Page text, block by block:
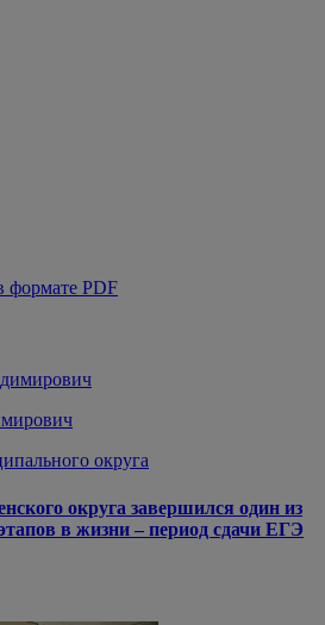
формате PDF
округа
округа завершился один из
в жизни – период сдачи ЕГЭ